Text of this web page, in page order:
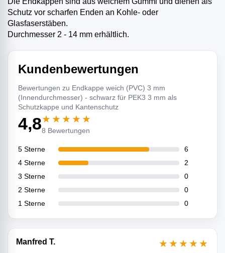
Schutz vor scharfen Enden an Kohle- oder
Glasfaserstäben.
Durchmesser 2 - 14 mm erhältlich.
Kundenbewertungen
Bewertungen zu Endkappe weich (PVC) 3 mm
(Innendurchmesser) - schwarz für PEK3 3 mm als
Schutzkappe und Kantenschutz
4,8★★★★★
8 Bewertungen
5 Sterne
6
4 Sterne
2
3 Sterne
0
2 Sterne
0
1 Sterne
0
Manfred T. ★★★★★